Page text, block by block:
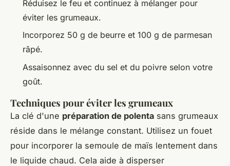
Réduisez le feu et continuez à mélanger pour
éviter les grumeaux.
Incorporez 50 g de beurre et 100 g de parmesan
râpé.
Assaisonnez avec du sel et du poivre selon votre
goût.
Techniques pour éviter les grumeaux
La clé d'une préparation de polenta sans grumeaux
réside dans le mélange constant. Utilisez un fouet
pour incorporer la semoule de maïs lentement dans
le liquide chaud. Cela aide à disperser